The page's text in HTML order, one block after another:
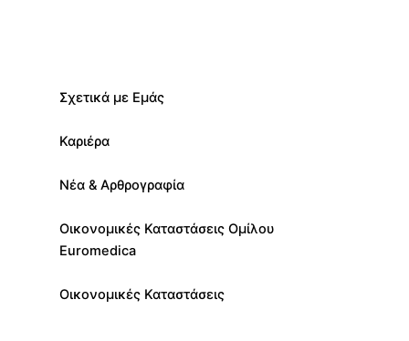
Σχετικά με Εμάς
Καριέρα
Νέα & Αρθρογραφία
Οικονομικές Καταστάσεις Ομίλου
Euromedica
Οικονομικές Καταστάσεις